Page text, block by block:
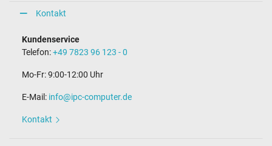
5,5 mm / 2,5 mm
Länge Anschlusskabel (m) (ca.)
1.75 m
Maße
Länge / Breite / Höhe
Kontakt
Kundenservice
Telefon:+49 7823 96 123 - 0
Mo-Fr: 9:00-12:00 Uhr
E-Mail: info@ipc-computer.de
Kontakt